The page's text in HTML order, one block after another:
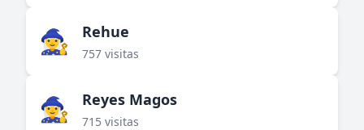
🧙‍♀️ Rehue
757 visitas
🧙‍♀️ Reyes Magos
715 visitas